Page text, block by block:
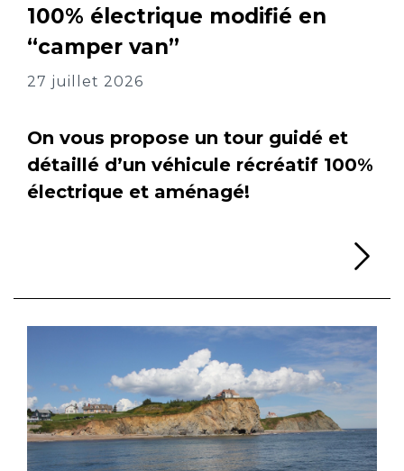
100% électrique modifié en
“camper van”
27 juillet 2026
On vous propose un tour guidé et
détaillé d’un véhicule récréatif 100%
électrique et aménagé!